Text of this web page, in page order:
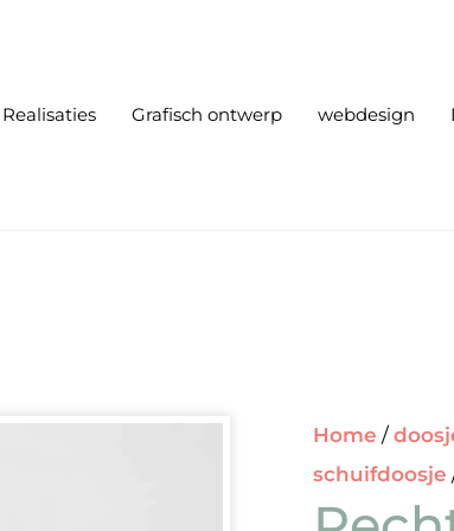
Realisaties Grafisch ontwerp webdesign
Home /
schuifdoosje